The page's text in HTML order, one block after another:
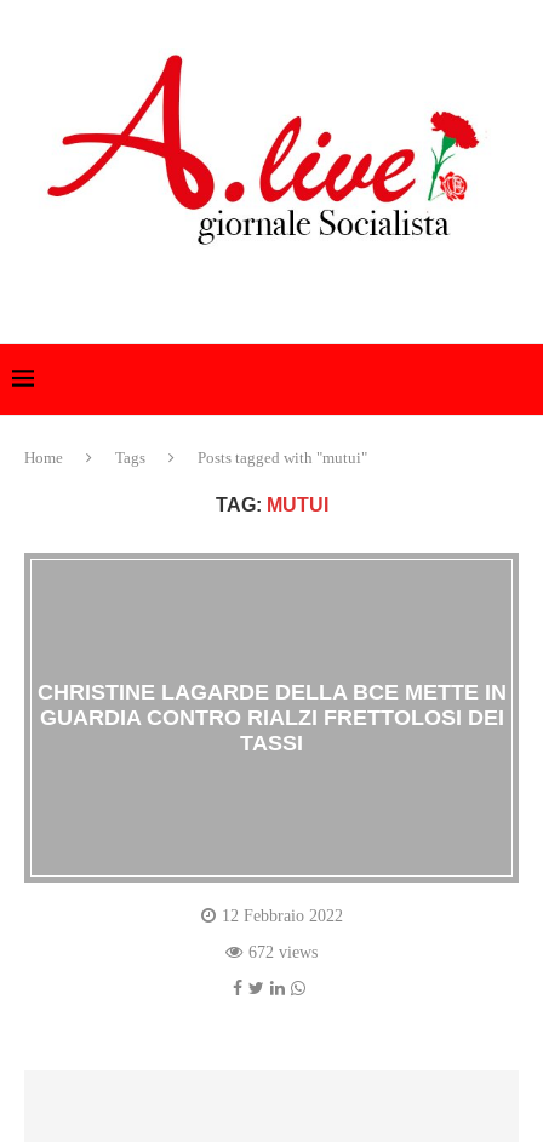
Home Tags Posts tagged with "mutui"
TAG: MUTUI
CHRISTINE LAGARDE DELLA BCE METTE IN
GUARDIA CONTRO RIALZI FRETTOLOSI DEI
TASSI
12 Febbraio 2022
672 views